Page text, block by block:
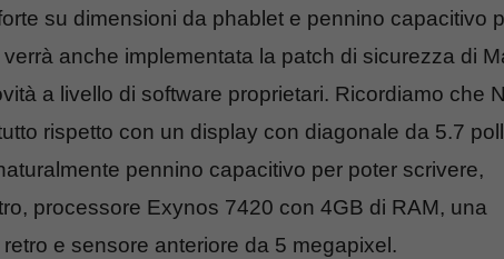
su dimensioni da phablet e pennino capacitivo
anche implementata la patch di sicurezza di
a livello di software proprietari. Ricordiamo che
rispetto con un display con diagonale da 5.7
pennino capacitivo per poter scrivere,
processore Exynos 7420 con 4GB di RAM, una
e sensore anteriore da 5 megapixel.